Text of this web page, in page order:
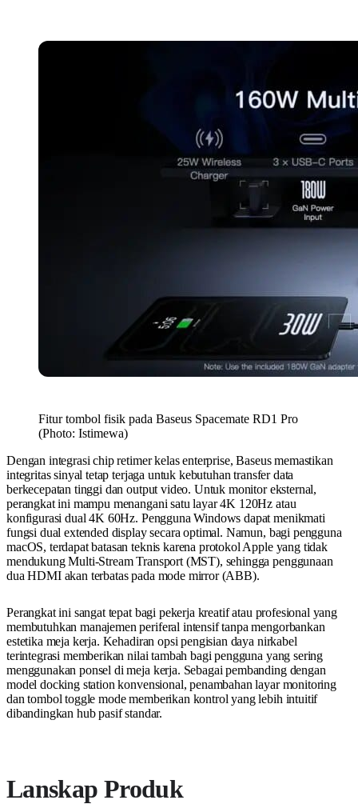
Fitur tombol fisik pada Baseus Spacemate RD1 Pro
(Photo: Istimewa)
Dengan integrasi chip retimer kelas enterprise, Baseus memastikan
integritas sinyal tetap terjaga untuk kebutuhan transfer data
berkecepatan tinggi dan output video. Untuk monitor eksternal,
perangkat ini mampu menangani satu layar 4K 120Hz atau
konfigurasi dual 4K 60Hz. Pengguna Windows dapat menikmati
fungsi dual extended display secara optimal. Namun, bagi pengguna
macOS, terdapat batasan teknis karena protokol Apple yang tidak
mendukung Multi-Stream Transport (MST), sehingga penggunaan
dua HDMI akan terbatas pada mode mirror (ABB).
Perangkat ini sangat tepat bagi pekerja kreatif atau profesional yang
membutuhkan manajemen periferal intensif tanpa mengorbankan
estetika meja kerja. Kehadiran opsi pengisian daya nirkabel
terintegrasi memberikan nilai tambah bagi pengguna yang sering
menggunakan ponsel di meja kerja. Sebagai pembanding dengan
model docking station konvensional, penambahan layar monitoring
dan tombol toggle mode memberikan kontrol yang lebih intuitif
dibandingkan hub pasif standar.
Lanskap Produk